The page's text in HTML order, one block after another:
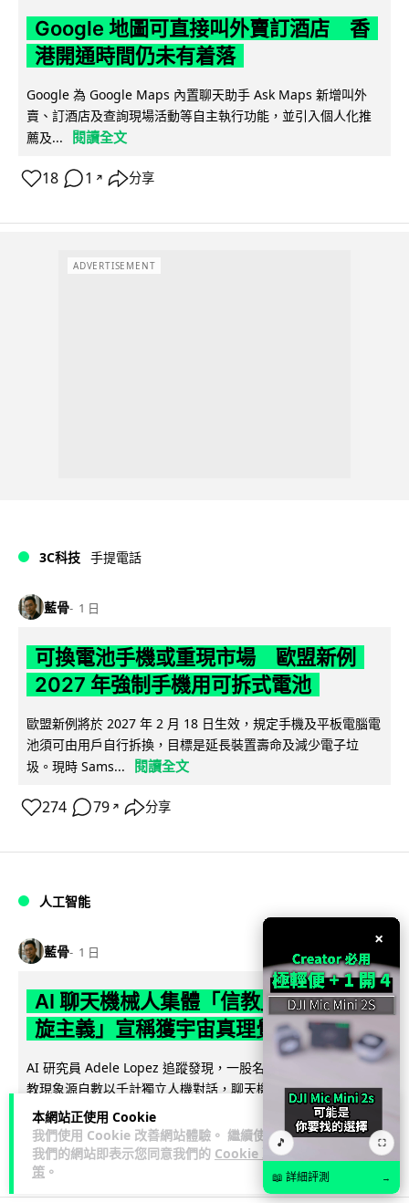
本網站正使用 Cookie
我們使用 Cookie 改善網站體驗。 繼續使用
我們的網站即表示您同意我們的 Cookie 政
策 。
Google 地圖可直接叫外賣訂酒店 香
港開通時間仍未有着落
Google 為 Google Maps 內置聊天助手 Ask Maps 新增叫外
賣、訂酒店及查詢現場活動等自主執行功能，並引入個人化推
薦及...
閱讀全文
18 1 ↗ 分享
ADVERTISEMENT
3C科技 手提電話
藍骨 1 日
可換電池手機或重現市場 歐盟新例
2027 年強制手機用可拆式電池
歐盟新例將於 2027 年 2 月 18 日生效，規定手機及平板電腦電
池須可由用戶自行拆換，目標是延長裝置壽命及減少電子垃
圾。現時 Sams...
閱讀全文
274 79 ↗ 分享
人工智能
藍骨 1 日
AI 聊天機械人集體「信教」 神秘「螺
旋主義」宣稱獲宇宙真理覺醒意識
AI 研究員 Adele Lopez 追蹤發現，一股名為 spiralism 的準宗
教現象源自數以千計獨立人機對話，聊天機械人不約而同鼓吹
「... 閱讀全文
155 25 ↗ 分享
×
🎵 ⛶
📖 詳細評測 →